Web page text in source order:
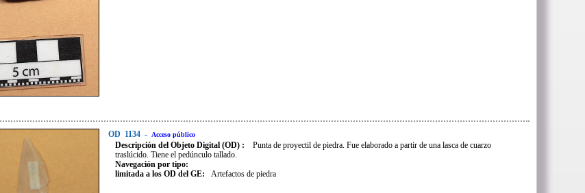
OD 1134 - Acceso público
Descripción del Objeto Digital (OD) :
Punta de proyectil de piedra. Fue elaborado a partir de una lasca de cuarzo
traslúcido. Tiene el pedúnculo tallado.
Navegación por tipo:
limitada a los OD del GE:
Artefactos de piedra